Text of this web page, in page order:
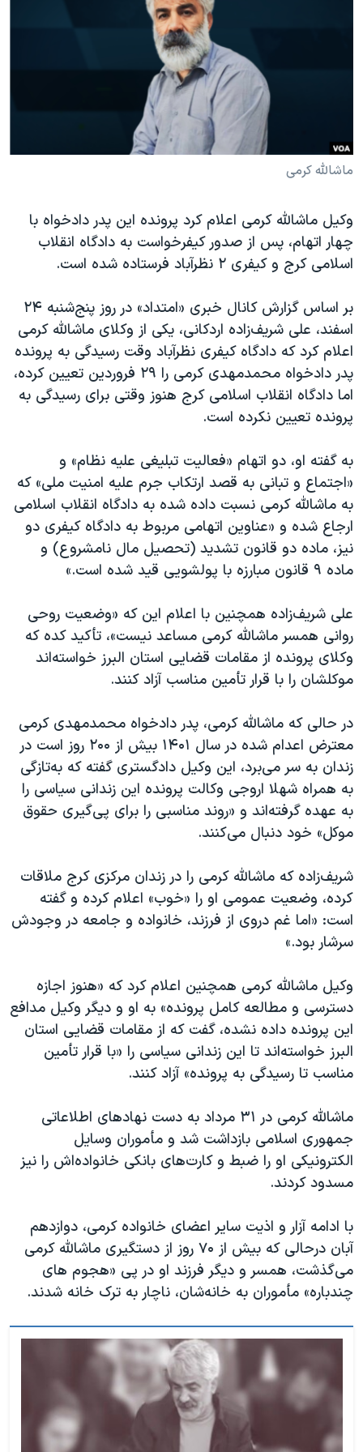
اسرائیل در جنگ
گالری عکس
انتخابات ریاست جمهوری آمریکا ۲۰۲۴
حمله جمهوری اسلامی به اسرائیل
ورزش زنان در ایران
اعتراضات زن، زندگی، آزادی
تریبونال مردمی آبان ۹۸
دادگاه حمید نوری
چهل سال گروگان‌گیری
قانون شفافیت دارائی کادر رهبری ایران
اعتراضات مردمی آبان ۹۸
اسرائیل در جنگ
نرگس محمدی برنده جایزه نوبل صلح
همایش محافظه‌کاران آمریکا «سی‌پک»
صفحه‌های ویژه
سفر پرزیدنت ترامپ به چین
زبانهای مختلف
ماشالله کرمی
وکیل ماشالله کرمی اعلام کرد پرونده این پدر دادخواه با
چهار اتهام، پس از صدور کیفرخواست به دادگاه انقلاب
اسلامی کرج و کیفری ۲ نظرآباد فرستاده شده است.
بر اساس گزارش کانال خبری «امتداد» در روز پنج‌شنبه ۲۴
اسفند، علی شریف‌زاده اردکانی، یکی از وکلای ماشالله کرمی
اعلام کرد که دادگاه کیفری نظرآباد وقت رسیدگی به پرونده
پدر دادخواه محمدمهدی کرمی را ۲۹ فروردین تعیین کرده،
اما دادگاه انقلاب اسلامی کرج هنوز وقتی برای رسیدگی به
پرونده تعیین نکرده است.
به گفته او، دو اتهام «فعالیت تبلیغی علیه نظام» و
«اجتماع و تبانی به قصد ارتکاب جرم علیه امنیت ملی» که
به ماشالله کرمی نسبت داده شده به دادگاه انقلاب اسلامی
ارجاع شده و «عناوین اتهامی مربوط به دادگاه کیفری دو
نیز، ماده دو قانون تشدید (تحصیل مال نامشروع) و
ماده ۹ قانون مبارزه با پولشویی قید شده است.»
علی شریف‌زاده همچنین با اعلام این که «وضعیت روحی
روانی همسر ماشالله کرمی مساعد نیست»، تأکید کده که
وکلای پرونده از مقامات قضایی استان البرز خواسته‌اند
موکلشان را با قرار تأمین مناسب آزاد کنند.
در حالی که ماشالله کرمی، پدر دادخواه محمدمهدی کرمی
معترض اعدام شده در سال ۱۴۰۱ بیش از ۲۰۰ روز است در
زندان به سر می‌برد، این وکیل دادگستری گفته که به‌تازگی
به همراه شهلا اروجی وکالت پرونده این زندانی سیاسی را
به عهده گرفته‌اند و «روند مناسبی را برای پی‌گیری حقوق
موکل» خود دنبال می‌کنند.
شریف‌زاده که ماشالله کرمی را در زندان مرکزی کرج ملاقات
کرده، وضعیت عمومی او را «خوب» اعلام کرده و گفته
است: «اما غم دروی از فرزند، خانواده و جامعه در وجودش
سرشار بود.»
وکیل ماشالله کرمی همچنین اعلام کرد که «هنوز اجازه
دسترسی و مطالعه کامل پرونده» به او و دیگر وکیل مدافع
این پرونده داده نشده، گفت که از مقامات قضایی استان
البرز خواسته‌اند تا این زندانی سیاسی را «با قرار تأمین
مناسب تا رسیدگی به پرونده» آزاد کنند.
ماشالله کرمی در ۳۱ مرداد به دست نهادهای اطلاعاتی
جمهوری اسلامی بازداشت شد و مأموران وسایل
الکترونیکی او را ضبط و کارت‌‌های بانکی خانواده‌اش را نیز
مسدود کردند.
با ادامه آزار و اذیت سایر اعضای خانواده کرمی، دوازدهم
آبان‌ درحالی که بیش از ۷۰ روز از دستگیری ماشالله کرمی
می‌گذشت، همسر و دیگر فرزند او در پی «هجوم‎ های
چندباره» مأموران به خانه‌شان، ناچار به ترک خانه شدند.